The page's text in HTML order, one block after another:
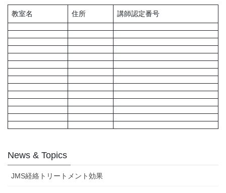
教室名 住所 講師認定番号
News & Topics
JMS経絡トリートメント効果